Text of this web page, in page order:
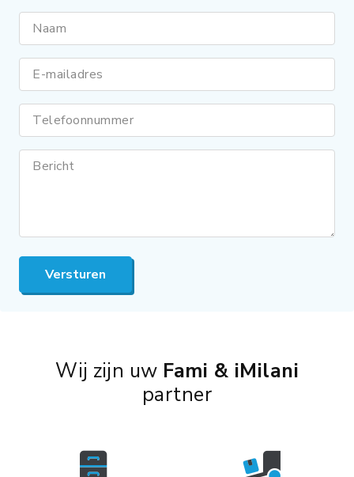
Naam
E-mailadres
Telefoonnummer
Bericht
Versturen
Wij zijn uw Fami & iMilani
partner